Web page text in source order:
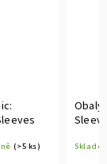
(>5 ks)
Obaly